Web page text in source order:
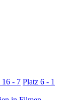
16 - 7 Platz 6 - 1